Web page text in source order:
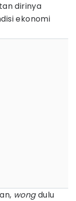
dirinya
ekonomi
wongdulu